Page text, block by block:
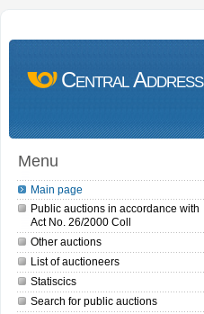
Central Address
Menu
Main page
Public auctions in accordance with
Act No. 26/2000 Coll
Other auctions
List of auctioneers
Statiscics
Search for public auctions